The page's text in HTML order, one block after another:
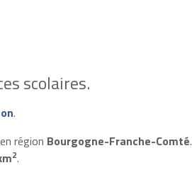
scolaires.
.
région Bourgogne-Franche-Comté.
2.